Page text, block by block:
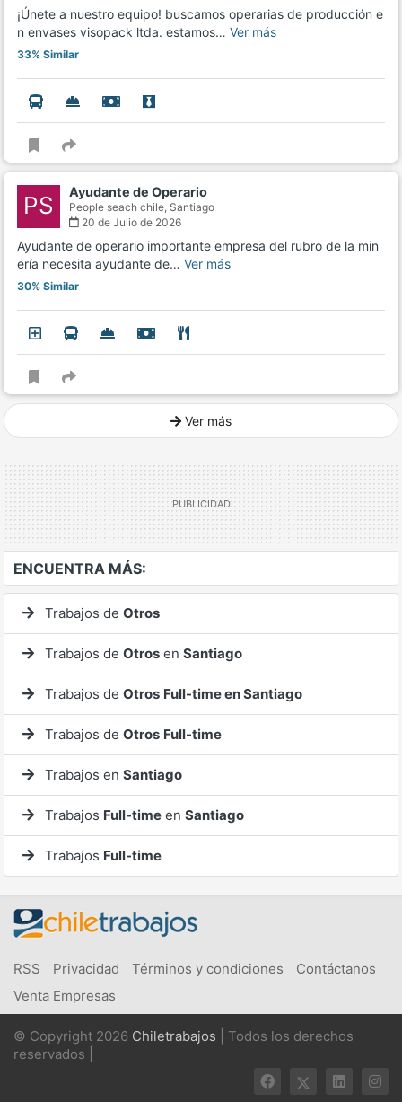
¡Únete a nuestro equipo! buscamos operarias de producción e
n envases visopack ltda. estamos… Ver más
33% Similar
PS Ayudante de Operario
People seach chile, Santiago
20 de Julio de 2026
Ayudante de operario importante empresa del rubro de la min
ería necesita ayudante de… Ver más
30% Similar
Ver más
ENCUENTRA MÁS:
Trabajos de Otros
Trabajos de Otros en Santiago
Trabajos de Otros Full-time en Santiago
Trabajos de Otros Full-time
Trabajos en Santiago
Trabajos Full-time en Santiago
Trabajos Full-time
RSS Privacidad Términos y condiciones
Contáctanos
Venta Empresas
© Copyright 2026 Chiletrabajos | Todos los derechos
reservados |